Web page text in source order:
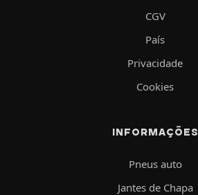
CGV
País
Privacidade
Cookies
INFORMAÇÕES
Pneus auto
Jantes de Chapa